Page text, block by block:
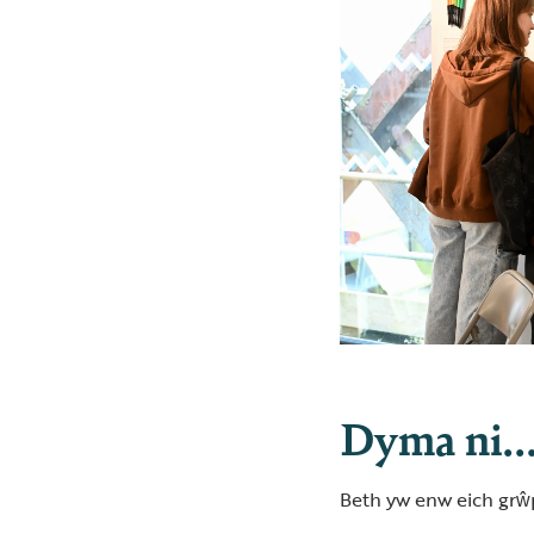
Dyma
Beth yw enw eich